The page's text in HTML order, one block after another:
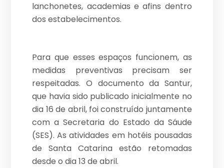
lanchonetes, academias e afins dentro
dos estabelecimentos.
Para que esses espaços funcionem, as
medidas preventivas precisam ser
respeitadas. O documento da Santur,
que havia sido publicado inicialmente no
dia 16 de abril, foi construído juntamente
com a Secretaria do Estado da Sáude
(SES). As atividades em hotéis pousadas
de Santa Catarina estão retomadas
desde o dia 13 de abril.